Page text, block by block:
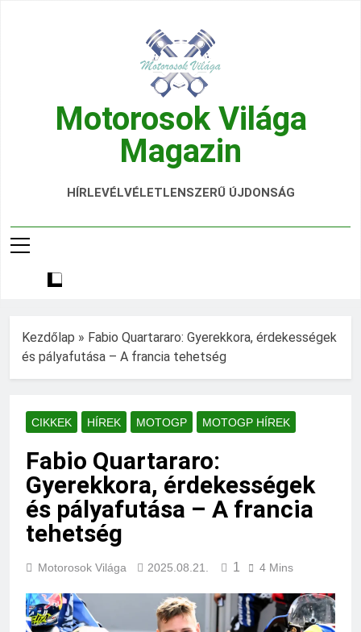
Motorosok Világa
Magazin
Hírek, Tesztek, Élmények Egy Helyen!
HÍRLEVÉLVÉLETLENSZERŰ ÚJDONSÁG
Kezdőlap » Fabio Quartararo: Gyerekkora, érdekességek
és pályafutása – A francia tehetség
CIKKEK HÍREK MOTOGP MOTOGP HÍREK
Fabio Quartararo:
Gyerekkora, érdekességek
és pályafutása – A francia
tehetség
Motorosok Világa 2025.08.21. 1 4 Mins